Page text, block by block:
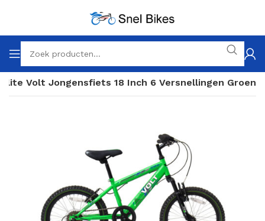
Elite Volt Jongensfiets 18 Inch 6 Versnellingen Groen